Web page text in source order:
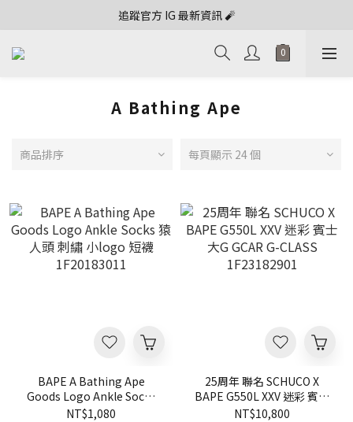
追蹤官方 IG 最新資訊 🧨
A Bathing Ape
商品排序 每頁顯示 24 個
BAPE A Bathing Ape
Goods Logo Ankle Socks
猿人頭 刺繡 小logo 短襪
NT$1,080
25周年 聯名 SCHUCO X
BAPE G550L XXV 迷彩 賓士
大G GCAR G-CLASS
NT$10,800